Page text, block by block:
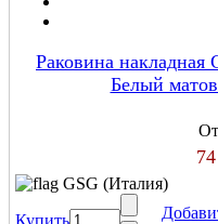
Раковина накладная
Белый
GSG (Италия)
Купить